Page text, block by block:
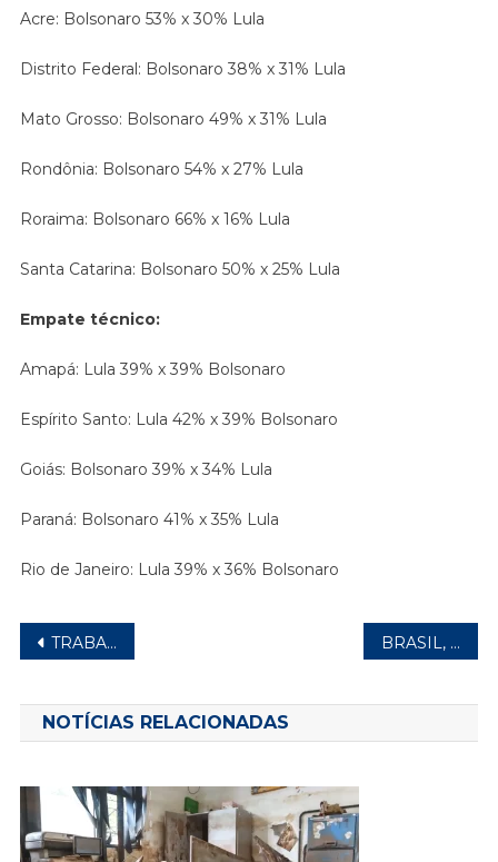
Acre: Bolsonaro 53% x 30% Lula
Distrito Federal: Bolsonaro 38% x 31% Lula
Mato Grosso: Bolsonaro 49% x 31% Lula
Rondônia: Bolsonaro 54% x 27% Lula
Roraima: Bolsonaro 66% x 16% Lula
Santa Catarina: Bolsonaro 50% x 25% Lula
Empate técnico:
Amapá: Lula 39% x 39% Bolsonaro
Espírito Santo: Lula 42% x 39% Bolsonaro
Goiás: Bolsonaro 39% x 34% Lula
Paraná: Bolsonaro 41% x 35% Lula
Rio de Janeiro: Lula 39% x 36% Bolsonaro
Navegação
Post
TRABALHADORES CONVOCADOS PARA SEREM MESÁRIOS DEVEM TIRAR DUAS FOLGAS POR DIA TRABALHADO BRASIL, QUE INDEPENDÊNCIA É ESSA?
NOTÍCIAS RELACIONADAS